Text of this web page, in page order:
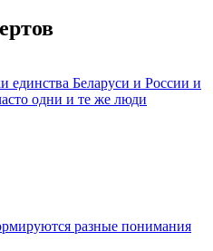
единства Беларуси и России и
одни и те же люди
разные понимания